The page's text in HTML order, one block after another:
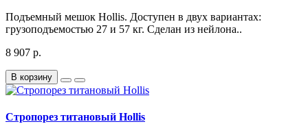
Подъемный мешок Hollis. Доступен в двух вариантах:
грузоподъемостью 27 и 57 кг. Сделан из нейлона..
8 907 р.
В корзину
Стропорез титановый Hollis